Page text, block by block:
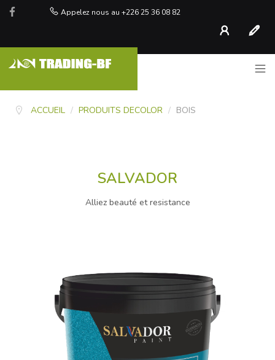
Appelez nous au +226 25 36 08 82
Compte
ACCUEIL / PRODUITS DECOLOR / BOIS
SALVADOR
Alliez beauté et resistance